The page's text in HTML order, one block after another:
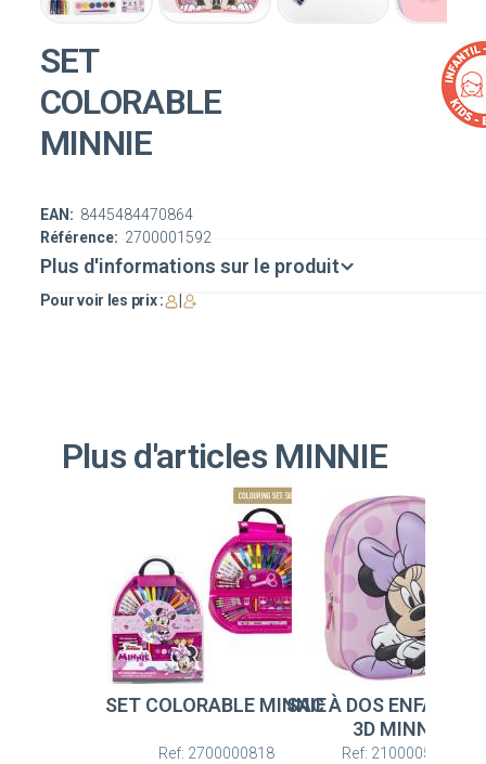
SET
COLORABLE
MINNIE
Référence: 2700001592
EAN: 8445484470864
Plus d'informations sur le produit
Pour voir les prix :
Plus d'articles MINNIE
SET COLORABLE MINNIE
Ref: 2700000818
SAC À DOS ENFANT
3D MINNIE
Ref: 2100005113